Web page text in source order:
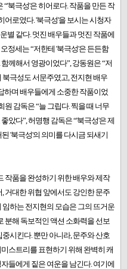
북극성'은 히어로다. 작품을 만든 작
어로였다. '​북극성​'을 보시는 시청자
별 같다. 멋진 배우들과 멋진 작품에
정세는 “저한테 '북극성'은 든든함
께해서 영광이었다”, 강동원은 “저
극성도 서문주였고, 전지현 배우
하며 배우들에게 소중한 작품이었
원 감독은 “늘 그립다. 찍을 때 너무
았다”​, 허명행 감독은 “'북극성'은 제
'북극성'의 의미를 다시금 되새기
작품을 완성하기 위한 배우와 제작
거대한 위협 앞에서도 강인한 문주
하는 전지현의 모습은 그의 뜨거운
분해 독보적인 액션 소화력을 선보
시킨다. 뿐만 아니라, 문주와 산호
스트리를 표현하기 위해 완벽히 캐
들에게 짙은 여운을 남긴다. 여기에